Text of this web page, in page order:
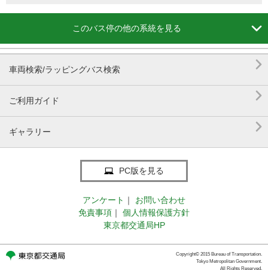
このバス停の他の系統を見る 
車両検索/ラッピングバス検索 
ご利用ガイド 
ギャラリー 
PC版を見る
アンケート ｜
お問い合わせ
免責事項 ｜
個人情報保護方針
東京都交通局HP
Copyright© 2015 Bureau of Transportation.
Tokyo Metropolitan Government.
All Rights Reserved.